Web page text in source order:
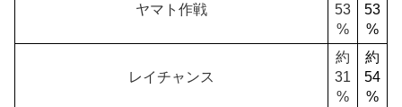
ヤマト作戦
53
%
53
%
レイチャンス
約
31
%
約
54
%